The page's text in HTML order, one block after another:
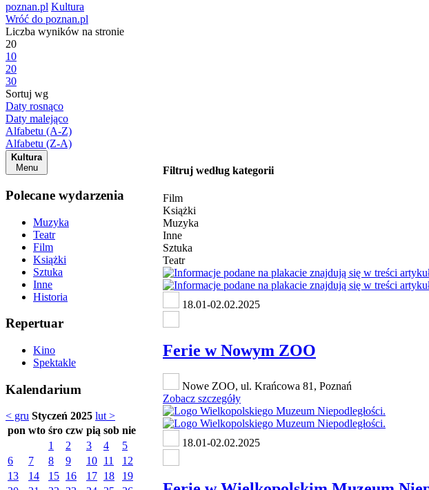
poznan.pl Kultura
Wróć do poznan.pl
Liczba wyników na stronie
20
10
20
30
Sortuj wg
Daty rosnąco
Daty malejąco
Alfabetu (A-Z)
Alfabetu (Z-A)
Kultura
Menu
Polecane wydarzenia
Muzyka
Teatr
Film
Książki
Sztuka
Inne
Historia
Repertuar
Kino
Spektakle
Kalendarium
< gru Styczeń 2025 lut >
pon wto śro czw pią sob nie
1
2 3 4
5
6
7 8 9 10 11
12
13
14 15 16 17 18
19
Filtruj według kategorii
Film
Książki
Muzyka
Inne
Sztuka
Teatr
18.01-02.02.2025
Ferie w Nowym ZOO
Nowe ZOO, ul. Krańcowa 81, Poznań
Zobacz szczegóły
18.01-02.02.2025